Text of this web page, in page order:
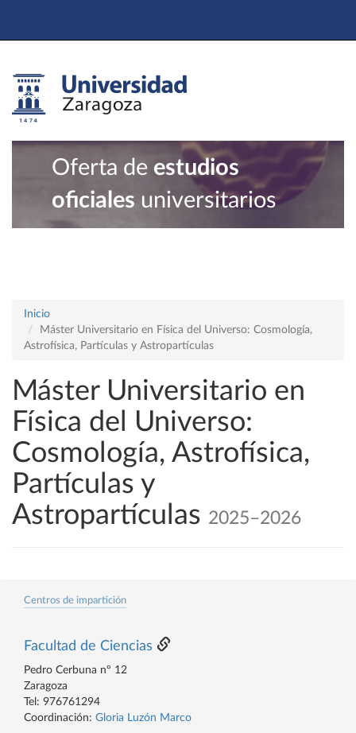
Oferta de estudios
oficiales universitarios
Inicio
Máster Universitario en Física del Universo: Cosmología,
Astrofísica, Partículas y Astropartículas
Máster Universitario en
Física del Universo:
Cosmología, Astrofísica,
Partículas y
Astropartículas 2025–2026
Centros de impartición
Facultad de Ciencias
Pedro Cerbuna nº 12
Zaragoza
Tel: 976761294
Coordinación: Gloria Luzón Marco